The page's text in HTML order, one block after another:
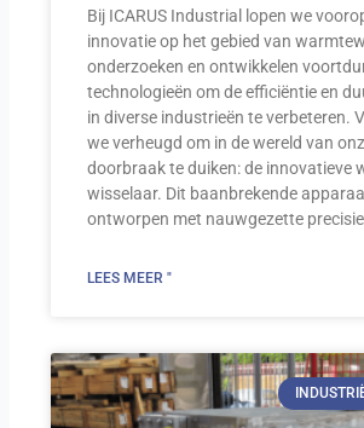
Bij ICARUS Industrial lopen we
innovatie op het gebied van
onderzoeken en ontwikkelen
technologieën om de efficiëntie en
in diverse industrieën te verbeteren.
we verheugd om in de wereld van
doorbraak te duiken: de innovatieve
wisselaar. Dit baanbrekende
ontworpen met nauwgezette precisie
LEES MEER "